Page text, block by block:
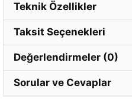
Teknik Özellikler
Taksit Seçenekleri
Değerlendirmeler (0)
Sorular ve Cevaplar